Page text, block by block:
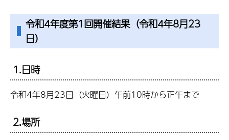
令和4年度第1回開催結果（令和4年8月23
日）
1.日時
令和4年8月23日（火曜日）午前10時から正午まで
2.場所